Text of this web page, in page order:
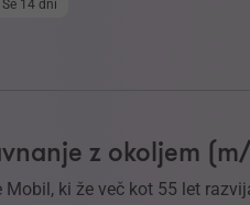
Še 14 dni
z okoljem
Mobil, ki že več kot 55 let